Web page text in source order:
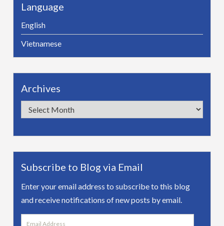
Language
English
Vietnamese
Archives
Archives
Subscribe to Blog via Email
Enter your email address to subscribe to this blog
and receive notifications of new posts by email.
Email